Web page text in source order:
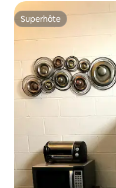
Superhôte
Superhôte